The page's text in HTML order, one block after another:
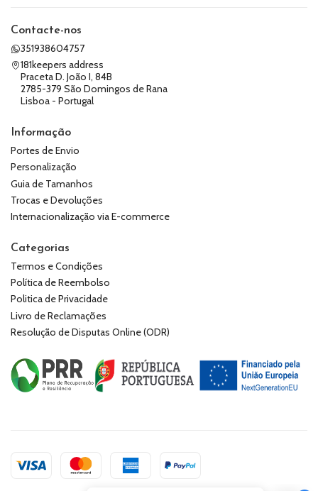
Contacte-nos
351938604757
181keepers address
Praceta D. João I, 84B
2785-379 São Domingos de Rana
Lisboa - Portugal
Informação
Portes de Envio
Personalização
Guia de Tamanhos
Trocas e Devoluções
Internacionalização via E-commerce
Categorias
Termos e Condições
Política de Reembolso
Politica de Privacidade
Livro de Reclamações
Resolução de Disputas Online (ODR)